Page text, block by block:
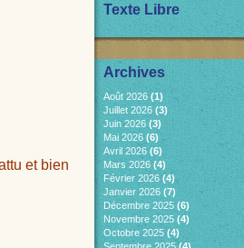
et bien
Texte Libre
Archives
Août 2026(1)
Juillet 2026 (3)
Juin 2026 (3)
Mai 2026 (6)
Avril 2026 (6)
Mars 2026 (4)
Février 2026(4)
Janvier 2026 (7)
Décembre 2025 (6)
Novembre 2025 (4)
Octobre 2025 (4)